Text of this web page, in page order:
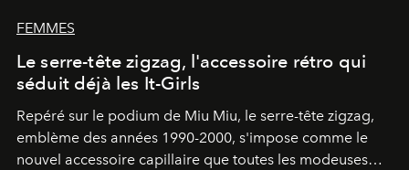
FEMMES
Le serre-tête zigzag, l'accessoire rétro qui
séduit déjà les It-Girls
Repéré sur le podium de Miu Miu, le serre-tête zigzag,
emblème des années 1990-2000, s'impose comme le
nouvel accessoire capillaire que toutes les modeuses